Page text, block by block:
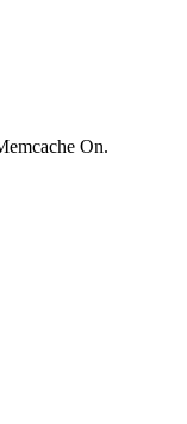
On.